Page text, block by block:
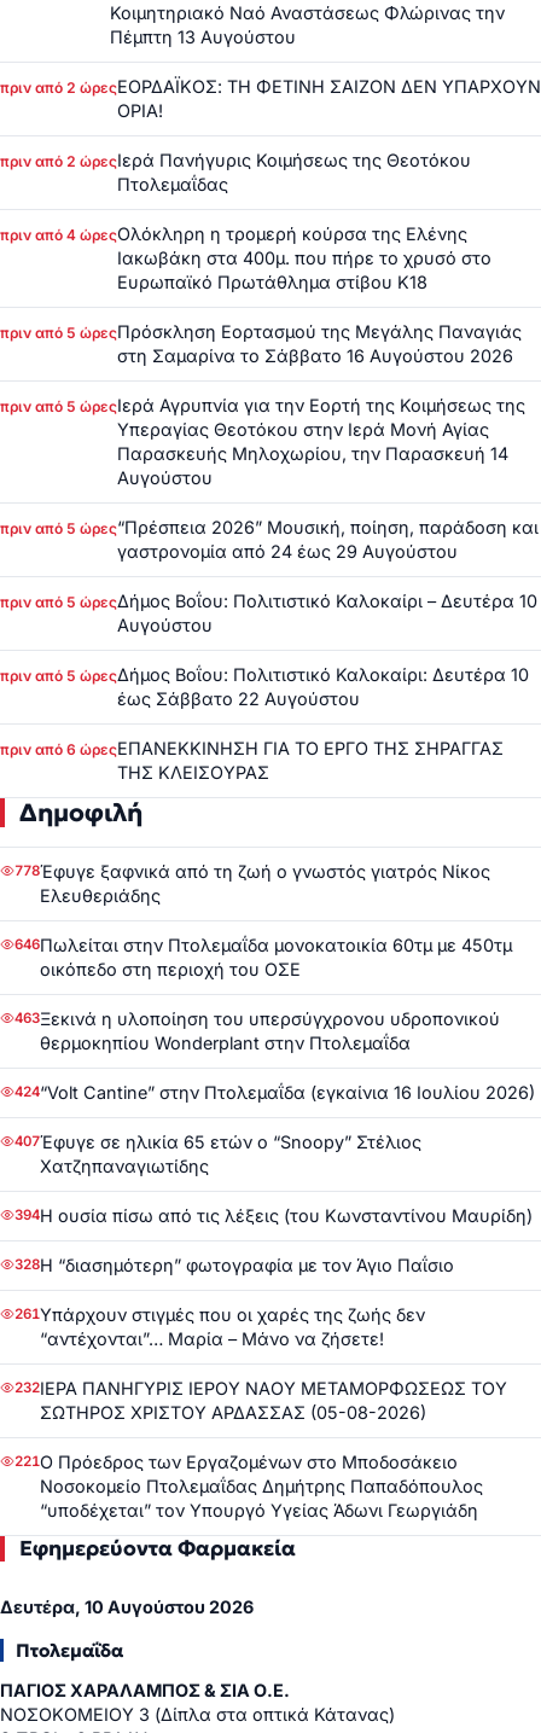
Κοιμητηριακό Ναό Αναστάσεως Φλώρινας την
Πέμπτη 13 Αυγούστου
πριν από 2 ώρεςΕΟΡΔΑΪΚΟΣ: ΤΗ ΦΕΤΙΝΗ ΣΑΙΖΟΝ ΔΕΝ ΥΠΑΡΧΟΥΝ
ΟΡΙΑ!
πριν από 2 ώρεςΙερά Πανήγυρις Κοιμήσεως της Θεοτόκου
Πτολεμαΐδας
πριν από 4 ώρεςΟλόκληρη η τρομερή κούρσα της Ελένης
Ιακωβάκη στα 400μ. που πήρε το χρυσό στο
Ευρωπαϊκό Πρωτάθλημα στίβου Κ18
πριν από 5 ώρεςΠρόσκληση Εορτασμού της Μεγάλης Παναγιάς
στη Σαμαρίνα το Σάββατο 16 Αυγούστου 2026
πριν από 5 ώρεςΙερά Αγρυπνία για την Εορτή της Κοιμήσεως της
Υπεραγίας Θεοτόκου στην Ιερά Μονή Αγίας
Παρασκευής Μηλοχωρίου, την Παρασκευή 14
Αυγούστου
πριν από 5 ώρες“Πρέσπεια 2026” Μουσική, ποίηση, παράδοση και
γαστρονομία από 24 έως 29 Αυγούστου
πριν από 5 ώρεςΔήμος Βοΐου: Πολιτιστικό Καλοκαίρι – Δευτέρα 10
Αυγούστου
πριν από 5 ώρεςΔήμος Βοΐου: Πολιτιστικό Καλοκαίρι: Δευτέρα 10
έως Σάββατο 22 Αυγούστου
πριν από 6 ώρεςΕΠΑΝΕΚΚΙΝΗΣΗ ΓΙΑ ΤΟ ΕΡΓΟ ΤΗΣ ΣΗΡΑΓΓΑΣ
ΤΗΣ ΚΛΕΙΣΟΥΡΑΣ
Δημοφιλή
778Έφυγε ξαφνικά από τη ζωή ο γνωστός γιατρός Νίκος
Ελευθεριάδης
646Πωλείται στην Πτολεμαΐδα μονοκατοικία 60τμ με 450τμ
οικόπεδο στη περιοχή του ΟΣΕ
463Ξεκινά η υλοποίηση του υπερσύγχρονου υδροπονικού
θερμοκηπίου Wonderplant στην Πτολεμαΐδα
424“Volt Cantine” στην Πτολεμαΐδα (εγκαίνια 16 Ιουλίου 2026)
407Έφυγε σε ηλικία 65 ετών ο “Snoopy” Στέλιος
Χατζηπαναγιωτίδης
394Η ουσία πίσω από τις λέξεις (του Κωνσταντίνου Μαυρίδη)
328Η “διασημότερη” φωτογραφία με τον Άγιο Παΐσιο
261Υπάρχουν στιγμές που οι χαρές της ζωής δεν
“αντέχονται”… Μαρία – Μάνο να ζήσετε!
232ΙΕΡΑ ΠΑΝΗΓΥΡΙΣ ΙΕΡΟΥ ΝΑΟΥ ΜΕΤΑΜΟΡΦΩΣΕΩΣ ΤΟΥ
ΣΩΤΗΡΟΣ ΧΡΙΣΤΟΥ ΑΡΔΑΣΣΑΣ (05-08-2026)
221Ο Πρόεδρος των Εργαζομένων στο Μποδοσάκειο
Νοσοκομείο Πτολεμαΐδας Δημήτρης Παπαδόπουλος
“υποδέχεται” τον Υπουργό Υγείας Άδωνι Γεωργιάδη
Εφημερεύοντα Φαρμακεία
Δευτέρα, 10 Αυγούστου 2026
Πτολεμαΐδα
ΠΑΓΙΟΣ ΧΑΡΑΛΑΜΠΟΣ & ΣΙΑ Ο.Ε.
ΝΟΣΟΚΟΜΕΙΟΥ 3 (Δίπλα στα οπτικά Κάτανας)